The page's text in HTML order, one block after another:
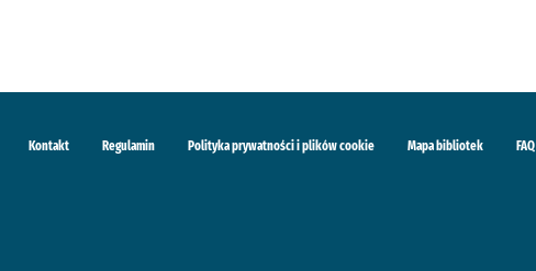
Kontakt Regulamin Polityka prywatności i plików cookie Mapa bibliotek FAQ